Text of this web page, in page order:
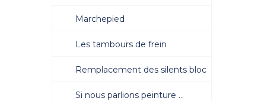
Marchepied
Les tambours de frein
Remplacement des silents bloc
Si nous parlions peinture ...